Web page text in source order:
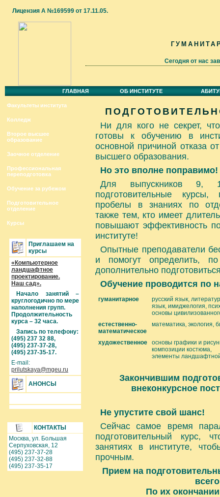
Лицензия А №169599 от 17.11.05.
Сегодня от нас
ГЛАВНАЯ ОБ ИНСТИТУТЕ
Факультеты института
Колледж
Второе высшее
образование
Заочное отделение
Профессиональная
переподготовка
Обучение за рубежом
Подготовительное
отделение
Курсы
Приглашаем на
курсы
«Компьютерное
ландшафтное
проектирование.
Наш сад».
Начало занятий –
круглогодично по мере
наполнения групп.
Продолжительность
курса – 32 часа.
Запись по телефону:
(495) 237 32 88,
(495) 237-37-28,
(495) 237-35-17.
E-mail:
prilutskaya@mgeu.ru
АНОНСЫ
КОНТАКТЫ
Москва, ул. Большая
Серпуховская, 12
(495) 237-37-28
(495) 237-32-88
(495) 237-35-17
Ни для кого не секрет,
готовы к обучению в
основной причиной отказа
высшего образования.
Но это вполне поправимо!
Для выпускников 9,
подготовительные
пробелы в знаниях по
также тем, кто имеет
повышают эффективность
институте!
Опытные преподаватели
и помогут определить,
дополнительно
Обучение проводится по
гуманитарное
русский язык,
язык, имиджелогия,
основы
естественно-
математическое
математика, экология,
художественное
основы графики и
композиции костюма,
элементы
Закончившим
внеконкурсное
Не упустите свой шанс!
Сейчас самое время
подготовительный курс,
занятиях в институте,
прочным.
Прием на
По их